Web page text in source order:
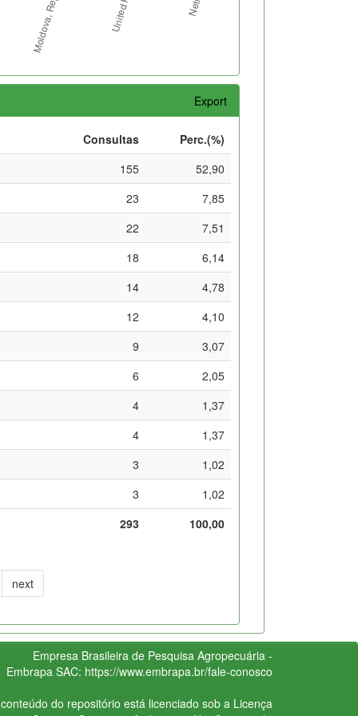
Export
Consultas
Perc.(%)
155
52,90
23
7,85
22
7,51
18
6,14
14
4,78
12
4,10
9
3,07
6
2,05
4
1,37
4
1,37
3
1,02
3
1,02
293
100,00
next
Empresa Brasileira de Pesquisa Agropecuária -
Embrapa SAC: https://www.embrapa.br/fale-conosco
do repositório está licenciado sob a Licença